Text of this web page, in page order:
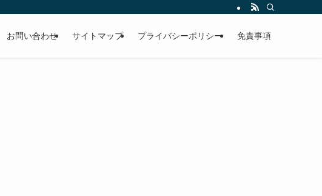
お問い合わせ サイトマップ プライバシーポリシー 免責事項